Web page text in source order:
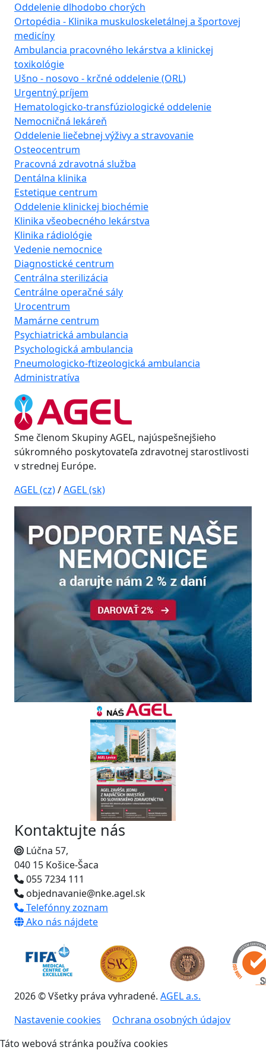
Oddelenie dlhodobo chorých
Ortopédia - Klinika muskuloskeletálnej a športovej
medicíny
Ambulancia pracovného lekárstva a klinickej
toxikológie
Ušno - nosovo - krčné oddelenie (ORL)
Urgentný príjem
Hematologicko-transfúziologické oddelenie
Nemocničná lekáreň
Oddelenie liečebnej výživy a stravovanie
Osteocentrum
Pracovná zdravotná služba
Dentálna klinika
Estetique centrum
Oddelenie klinickej biochémie
Klinika všeobecného lekárstva
Klinika rádiológie
Vedenie nemocnice
Diagnostické centrum
Centrálna sterilizácia
Centrálne operačné sály
Urocentrum
Mamárne centrum
Psychiatrická ambulancia
Psychologická ambulancia
Pneumologicko-ftizeologická ambulancia
Administratíva
Sme členom Skupiny AGEL, najúspešnejšieho
súkromného poskytovateľa zdravotnej starostlivosti
v strednej Európe.
AGEL (cz)/AGEL (sk)
Kontaktujte nás
Lúčna 57,
040 15 Košice-Šaca
055 7234 111
objednavanie@nke.agel.sk
Telefónny zoznam
Ako nás nájdete
2026 © Všetky práva vyhradené. AGEL a.s.
Nastavenie cookies
Ochrana osobných údajov
Táto webová stránka používa cookies